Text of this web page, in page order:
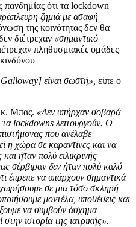
πανδημίας ότι τα lockdown
ζημιά με ασαφή
της κοινότητας δεν θα
διέτρεχαν «σημαντικό
πληθυσμιακές ομάδες
είναι σωστή», είπε ο
κ. Μπας. «Δεν υπήρχαν σοβαρά
τα lockdowns λειτουργούν. Ο
που ανέλαβε
η χώρα σε καραντίνες και να
ήταν πολύ ειλικρινής
σέρβιραν δεν ήταν πολύ καλό
έπρεπε να υπάρχουν σημαντικά
σε μια τόσο σκληρή
μοντέλα, υποθέσεις και
να συμβούν άσχημα
ιστορία της ιατρικής».